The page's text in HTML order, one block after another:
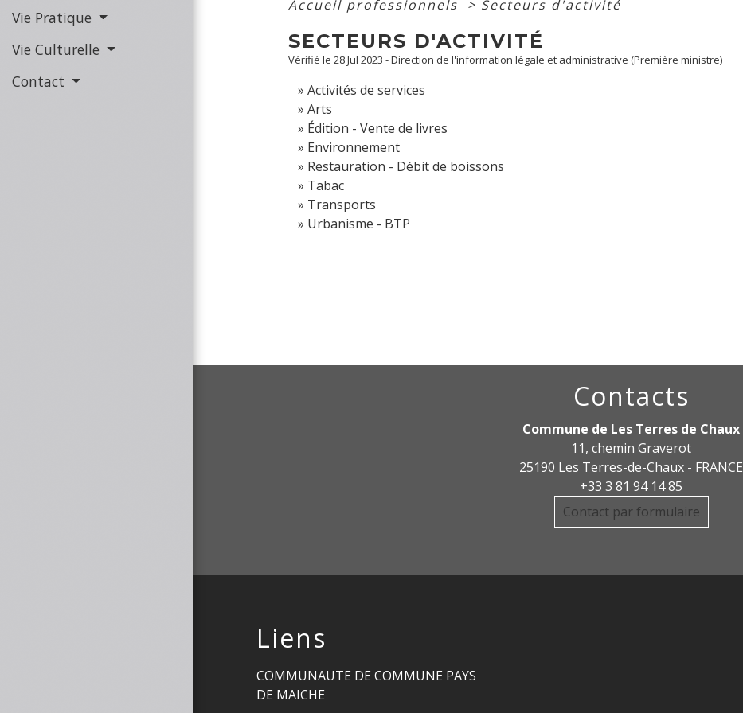
Vie Pratique
Vie Culturelle
Contact
Accueil professionnels > Secteurs d'activité
SECTEURS D'ACTIVITÉ
Vérifié le 28 Jul 2023 - Direction de l'information légale et administrative (Première ministre)
Activités de services
Arts
Édition - Vente de livres
Environnement
Restauration - Débit de boissons
Tabac
Transports
Urbanisme - BTP
Contacts
Commune de Les Terres de Chaux
11, chemin Graverot
25190 Les Terres-de-Chaux - FRANCE
+33 3 81 94 14 85
Contact par formulaire
Liens
COMMUNAUTE DE COMMUNE PAYS
DE MAICHE